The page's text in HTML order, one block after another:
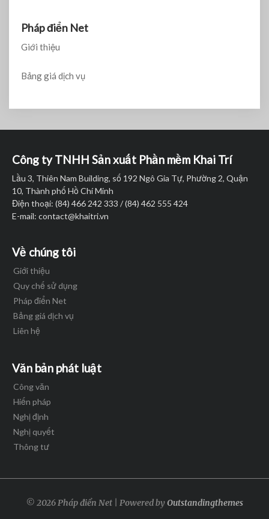
Pháp điển Net
Giới thiệu
Bảng giá dịch vụ
Công ty TNHH Sản xuất Phần mềm Khai Trí
Lầu 3, Thiên Nam Building, số 192 Ngô Gia Tự, Phường 2, Quận
10, Thành phố Hồ Chí Minh
Điện thoại: (84) 466 242 333 / (84) 462 555 424
E-mail: contact@khaitri.vn
Về chúng tôi
Giới thiệu
Quy chế sử dụng
Pháp điển Net
Bảng giá dịch vụ
Liên hệ
Văn bản phát luật
Công văn
Hiến pháp
Nghị định
Nghị quyết
Thông tư
© 2026 Pháp điển Net | Powered byOutstandingthemes